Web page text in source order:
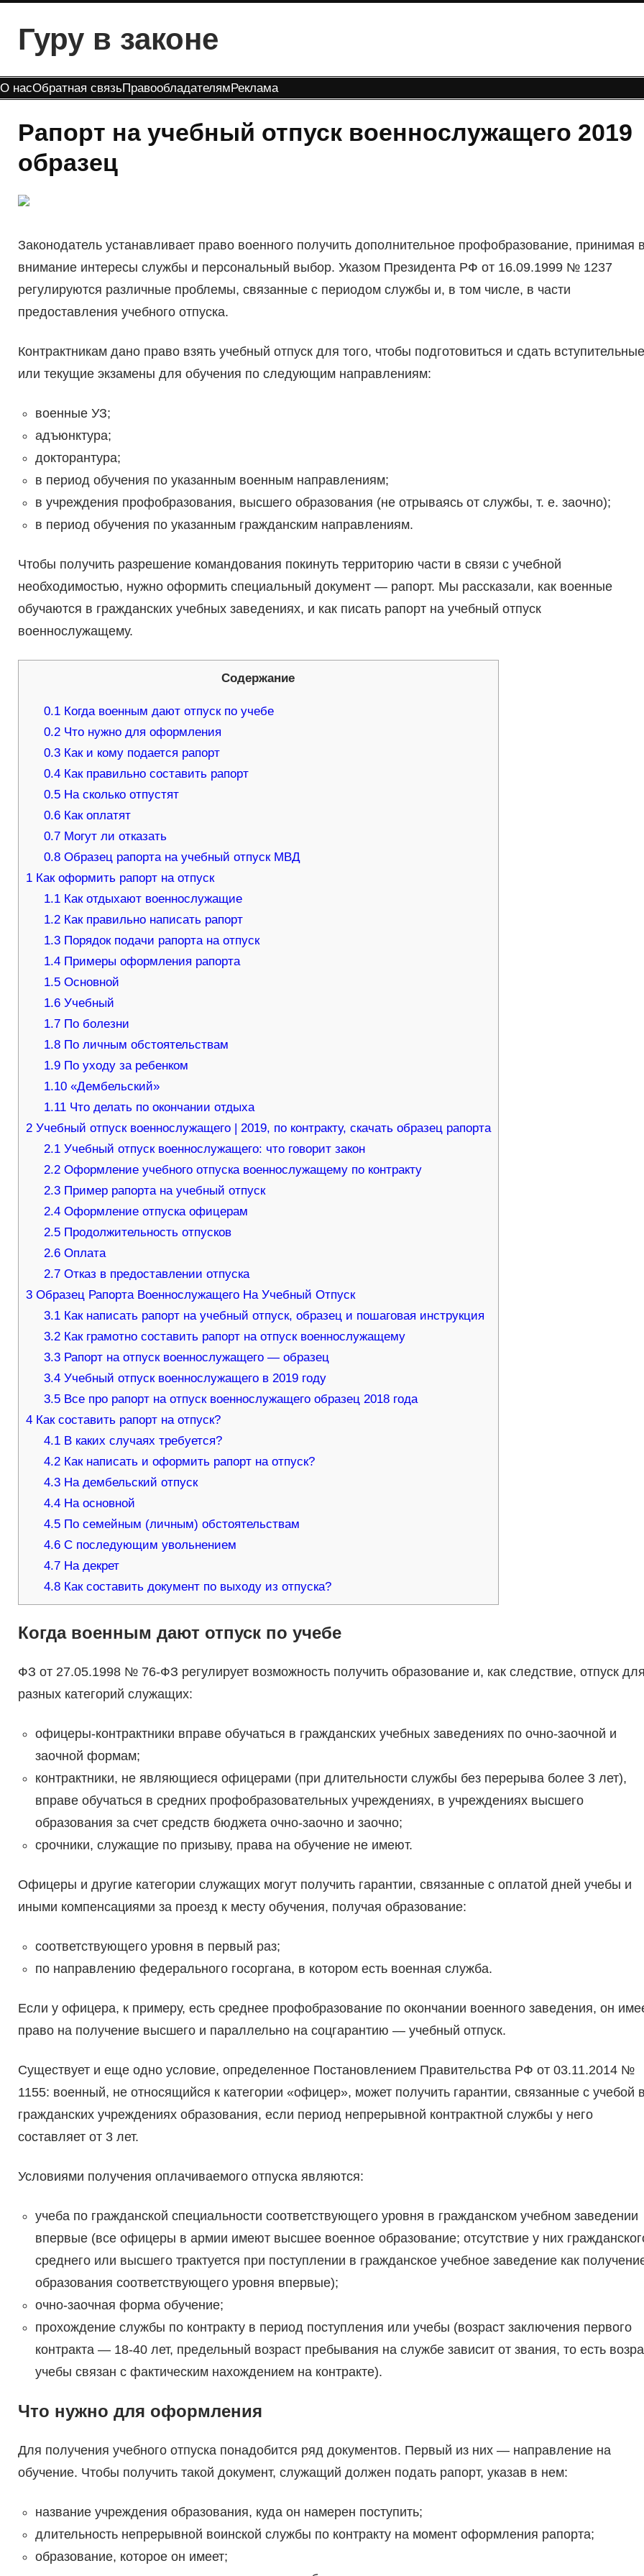
содержимому
Гуру в законе
О насОбратная связьПравообладателямРеклама
Рапорт на учебный отпуск военнослужащего 2019
образец
Законодатель устанавливает право военного получить дополнительное профобразование, принимая
внимание интересы службы и персональный выбор. Указом Президента РФ от 16.09.1999 № 1237
регулируются различные проблемы, связанные с периодом службы и, в том числе, в части
предоставления учебного отпуска.
Контрактникам дано право взять учебный отпуск для того, чтобы подготовиться и сдать вступительные
или текущие экзамены для обучения по следующим направлениям:
военные УЗ;
адъюнктура;
докторантура;
в период обучения по указанным военным направлениям;
в учреждения профобразования, высшего образования (не отрываясь от службы, т. е. заочно);
в период обучения по указанным гражданским направлениям.
Чтобы получить разрешение командования покинуть территорию части в связи с учебной
необходимостью, нужно оформить специальный документ — рапорт. Мы рассказали, как военные
обучаются в гражданских учебных заведениях, и как писать рапорт на учебный отпуск
военнослужащему.
Содержание
0.1 Когда военным дают отпуск по учебе
0.2 Что нужно для оформления
0.3 Как и кому подается рапорт
0.4 Как правильно составить рапорт
0.5 На сколько отпустят
0.6 Как оплатят
0.7 Могут ли отказать
0.8 Образец рапорта на учебный отпуск МВД
1Как оформить рапорт на отпуск
1.1 Как отдыхают военнослужащие
1.2 Как правильно написать рапорт
1.3 Порядок подачи рапорта на отпуск
1.4 Примеры оформления рапорта
1.5 Основной
1.6 Учебный
1.7 По болезни
1.8 По личным обстоятельствам
1.9 По уходу за ребенком
1.10 «Дембельский»
1.11 Что делать по окончании отдыха
2Учебный отпуск военнослужащего | 2019, по контракту, скачать образец рапорта
2.1 Учебный отпуск военнослужащего: что говорит закон
2.2 Оформление учебного отпуска военнослужащему по контракту
2.3 Пример рапорта на учебный отпуск
2.4 Оформление отпуска офицерам
2.5 Продолжительность отпусков
2.6 Оплата
2.7 Отказ в предоставлении отпуска
3Образец Рапорта Военнослужащего На Учебный Отпуск
3.1 Как написать рапорт на учебный отпуск, образец и пошаговая инструкция
3.2 Как грамотно составить рапорт на отпуск военнослужащему
3.3 Рапорт на отпуск военнослужащего — образец
3.4 Учебный отпуск военнослужащего в 2019 году
3.5 Все про рапорт на отпуск военнослужащего образец 2018 года
4Как составить рапорт на отпуск?
4.1 В каких случаях требуется?
4.2 Как написать и оформить рапорт на отпуск?
4.3 На дембельский отпуск
4.4 На основной
4.5 По семейным (личным) обстоятельствам
4.6 С последующим увольнением
4.7 На декрет
4.8 Как составить документ по выходу из отпуска?
Когда военным дают отпуск по учебе
ФЗ от 27.05.1998 № 76-ФЗ регулирует возможность получить образование и, как следствие, отпуск
разных категорий служащих:
офицеры-контрактники вправе обучаться в гражданских учебных заведениях по очно-заочной и
заочной формам;
контрактники, не являющиеся офицерами (при длительности службы без перерыва более 3 лет),
вправе обучаться в средних профобразовательных учреждениях, в учреждениях высшего
образования за счет средств бюджета очно-заочно и заочно;
срочники, служащие по призыву, права на обучение не имеют.
Офицеры и другие категории служащих могут получить гарантии, связанные с оплатой дней учебы и
иными компенсациями за проезд к месту обучения, получая образование:
соответствующего уровня в первый раз;
по направлению федерального госоргана, в котором есть военная служба.
Если у офицера, к примеру, есть среднее профобразование по окончании военного заведения, он
право на получение высшего и параллельно на соцгарантию — учебный отпуск.
Существует и еще одно условие, определенное Постановлением Правительства РФ от 03.11.2014 №
1155: военный, не относящийся к категории «офицер», может получить гарантии, связанные с учебой
гражданских учреждениях образования, если период непрерывной контрактной службы у него
составляет от 3 лет.
Условиями получения оплачиваемого отпуска являются:
учеба по гражданской специальности соответствующего уровня в гражданском учебном заведении
впервые (все офицеры в армии имеют высшее военное образование; отсутствие у них
среднего или высшего трактуется при поступлении в гражданское учебное заведение как
образования соответствующего уровня впервые);
очно-заочная форма обучение;
прохождение службы по контракту в период поступления или учебы (возраст заключения первого
контракта — 18-40 лет, предельный возраст пребывания на службе зависит от звания, то есть
учебы связан с фактическим нахождением на контракте).
Что нужно для оформления
Для получения учебного отпуска понадобится ряд документов. Первый из них — направление на
обучение. Чтобы получить такой документ, служащий должен подать рапорт, указав в нем:
название учреждения образования, куда он намерен поступить;
длительность непрерывной воинской службы по контракту на момент оформления рапорта;
образование, которое он имеет;